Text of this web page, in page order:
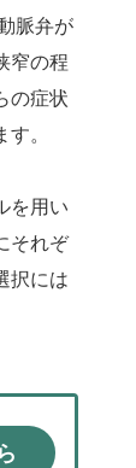
脈弁が
窄の程
の症状
。
を用い
それぞ
択には